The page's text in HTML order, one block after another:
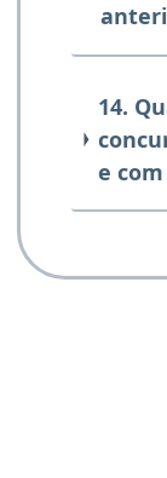
14.
e